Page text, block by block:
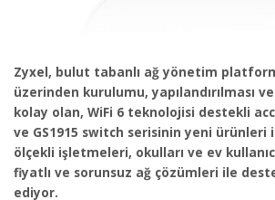
Zyxel, bulut tabanlı ağ yönetim
üzerinden kurulumu, yapılandırılması
kolay olan, WiFi 6 teknolojisi destekli
ve GS1915 switch serisinin yeni ürünleri
ölçekli işletmeleri, okulları ve ev
fiyatlı ve sorunsuz ağ çözümleri ile
ediyor.